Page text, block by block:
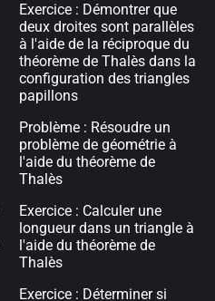
Exercice : Démontrer que
deux droites sont parallèles
à l'aide de la réciproque du
théorème de Thalès dans la
configuration des triangles
papillons
Problème : Résoudre un
problème de géométrie à
l'aide du théorème de
Thalès
Exercice : Calculer une
longueur dans un triangle à
l'aide du théorème de
Thalès
Exercice : Déterminer si